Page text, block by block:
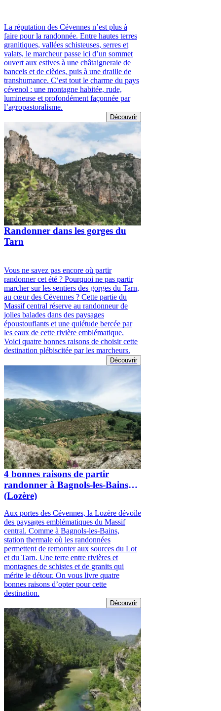
La réputation des Cévennes n’est plus à
faire pour la randonnée. Entre hautes terres
granitiques, vallées schisteuses, serres et
valats, le marcheur passe ici d’un sommet
ouvert aux estives à une châtaigneraie de
bancels et de clèdes, puis à une draille de
transhumance. C’est tout le charme du pays
cévenol : une montagne habitée, rude,
lumineuse et profondément façonnée par
l’agropastoralisme.
Découvrir
Randonner dans les gorges du
Tarn
Vous ne savez pas encore où partir
randonner cet été ? Pourquoi ne pas partir
marcher sur les sentiers des gorges du Tarn,
au cœur des Cévennes ? Cette partie du
Massif central réserve au randonneur de
jolies balades dans des paysages
époustouflants et une quiétude bercée par
les eaux de cette rivière emblématique.
Voici quatre bonnes raisons de choisir cette
destination plébiscitée par les marcheurs.
Découvrir
4 bonnes raisons de partir
randonner à Bagnols-les-Bains
(Lozère)
Aux portes des Cévennes, la Lozère dévoile
des paysages emblématiques du Massif
central. Comme à Bagnols-les-Bains,
station thermale où les randonnées
permettent de remonter aux sources du Lot
et du Tarn. Une terre entre rivières et
montagnes de schistes et de granits qui
mérite le détour. On vous livre quatre
bonnes raisons d’opter pour cette
destination.
Découvrir